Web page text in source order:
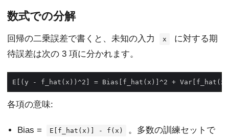
数式での分解
回帰の二乗誤差で書くと、未知の入力 x
に対する期
待誤差は次の 3 項に分かれます。
各項の意味:
Bias = E[f_hat(x)] - f(x)
。多数の訓練セットで